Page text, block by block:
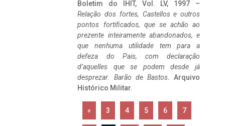
Boletim do IHIT, Vol. LV, 1997 –
Relação dos fortes, Castellos e outros
pontos fortificados, que se achão ao
prezente inteiramente abandonados, e
que nenhuma utilidade tem para a
defeza do Pais, com declaração
d’aquelles que se podem desde já
desprezar. Barão de Bastos. Arquivo
Histórico Militar.
« 3 4 5 6 7